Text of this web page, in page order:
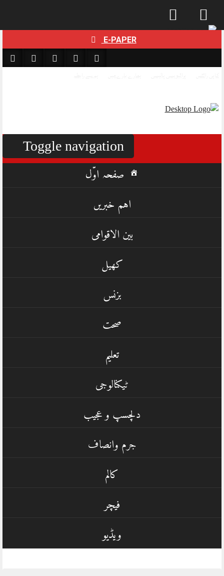
to
E-PAPER
Toggle navigation
صفحہ اوّل
اہم خبریں
بین الاقوامی
کھیل
بزنس
صحت
تعلیم
ٹیکنالوجی
دلچسپ و عجیب
جرم وانصاف
کالم
فیچر
ویڈیو